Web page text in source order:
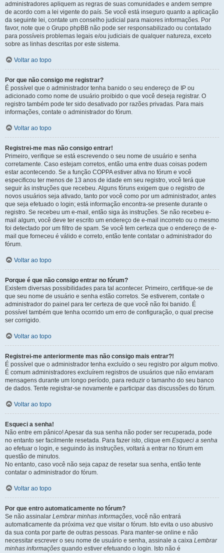
administradores apliquem as regras de suas comunidades e andem sempre
de acordo com a lei vigente do país. Se você está inseguro quanto a aplicação
da seguinte lei, contate um conselho judicial para maiores informações. Por
favor, note que o Grupo phpBB não pode ser responsabilizado ou contatado
para possíveis problemas legais e/ou judiciais de qualquer natureza, exceto
sobre as linhas descritas por este sistema.
Voltar ao topo
Por que não consigo me registrar?
É possível que o administrador tenha banido o seu endereço de IP ou
adicionado como nome de usuário proibido o que você deseja registrar. O
registro também pode ter sido desativado por razões privadas. Para mais
informações, contate o administrador do fórum.
Voltar ao topo
Registrei-me mas não consigo entrar!
Primeiro, verifique se está escrevendo o seu nome de usuário e senha
corretamente. Caso estejam corretos, então uma entre duas coisas podem
estar acontecendo. Se a função COPPA estiver ativa no fórum e você
especificou ter menos de 13 anos de idade em seu registro, você terá que
seguir às instruções que recebeu. Alguns fóruns exigem que o registro de
novos usuários seja ativado, tanto por você como por um administrador, antes
que seja efetuado o login; está informação encontra-se presente durante o
registro. Se recebeu um e-mail, então siga às instruções. Se não recebeu e-
mail algum, você deve ter escrito um endereço de e-mail incorreto ou o mesmo
foi detectado por um filtro de spam. Se você tem certeza que o endereço de e-
mail que forneceu é válido e correto, então tente contatar o administrador do
fórum.
Voltar ao topo
Porque é que não consigo entrar no fórum?
Existem diversas possibilidades para tal acontecer. Primeiro, certifique-se de
que seu nome de usuário e senha estão corretos. Se estiverem, contate o
administrador do painel para ter certeza de que você não foi banido. É
possível também que tenha ocorrido um erro de configuração, o qual precise
ser corrigido.
Voltar ao topo
Registrei-me anteriormente mas não consigo mais entrar?!
É possível que o administrador tenha excluído o seu registro por algum motivo.
É comum administradores excluírem registros de usuários que não enviaram
mensagens durante um longo período, para reduzir o tamanho do seu banco
de dados. Tente registrar-se novamente e participar das discussões do fórum.
Voltar ao topo
Esqueci a senha!
Não entre em pânico! Apesar da sua senha não poder ser recuperada, pode
no entanto ser facilmente resetada. Para fazer isto, clique em Esqueci a senha
ao efetuar o login, e seguindo às instruções, voltará a entrar no fórum em
questão de minutos.
No entanto, caso você não seja capaz de resetar sua senha, então tente
contatar o administrador do fórum.
Voltar ao topo
Por que entro automaticamente no fórum?
Se não assinalar Lembrar minhas informações, você não entrará
automaticamente da próxima vez que visitar o fórum. Isto evita o uso abusivo
da sua conta por parte de outras pessoas. Para manter-se online e não
necessitar escrever o seu nome de usuário e senha, assinale a caixa Lembrar
minhas informações quando estiver efetuando o login. Isto não é